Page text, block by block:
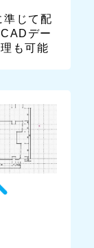
準じて配
デー
も可能